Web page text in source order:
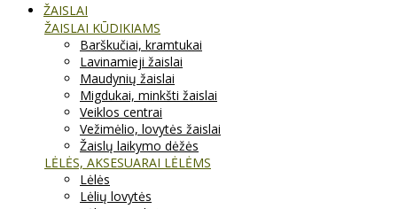
ŽAISLAI
ŽAISLAI KŪDIKIAMS
Barškučiai, kramtukai
Lavinamieji žaislai
Maudynių žaislai
Migdukai, minkšti žaislai
Veiklos centrai
Vežimėlio, lovytės žaislai
Žaislų laikymo dėžės
LĖLĖS, AKSESUARAI LĖLĖMS
Lėlės
Lėlių lovytės